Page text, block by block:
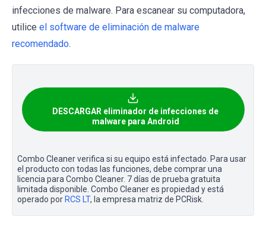
infecciones de malware. Para escanear su computadora,
utilice el software de eliminación de malware
recomendado.
DESCARGAR eliminador de infecciones de
malware para Android
Combo Cleaner verifica si su equipo está infectado. Para usar
el producto con todas las funciones, debe comprar una
licencia para Combo Cleaner. 7 días de prueba gratuita
limitada disponible. Combo Cleaner es propiedad y está
operado por RCS LT, la empresa matriz de PCRisk.